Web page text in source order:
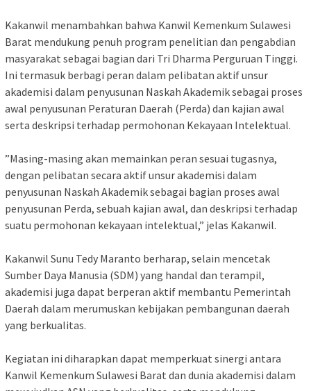
‎Kakanwil menambahkan bahwa Kanwil Kemenkum Sulawesi
Barat mendukung penuh program penelitian dan pengabdian
masyarakat sebagai bagian dari Tri Dharma Perguruan Tinggi.
Ini termasuk berbagi peran dalam pelibatan aktif unsur
akademisi dalam penyusunan Naskah Akademik sebagai proses
awal penyusunan Peraturan Daerah (Perda) dan kajian awal
serta deskripsi terhadap permohonan Kekayaan Intelektual.
‎”Masing-masing akan memainkan peran sesuai tugasnya,
dengan pelibatan secara aktif unsur akademisi dalam
penyusunan Naskah Akademik sebagai bagian proses awal
penyusunan Perda, sebuah kajian awal, dan deskripsi terhadap
suatu permohonan kekayaan intelektual,” jelas Kakanwil.
‎Kakanwil Sunu Tedy Maranto berharap, selain mencetak
Sumber Daya Manusia (SDM) yang handal dan terampil,
akademisi juga dapat berperan aktif membantu Pemerintah
Daerah dalam merumuskan kebijakan pembangunan daerah
yang berkualitas.
‎Kegiatan ini diharapkan dapat memperkuat sinergi antara
Kanwil Kemenkum Sulawesi Barat dan dunia akademisi dalam